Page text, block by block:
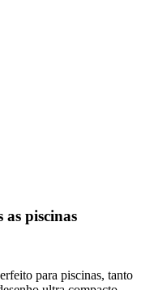
as piscinas
para piscinas, tanto